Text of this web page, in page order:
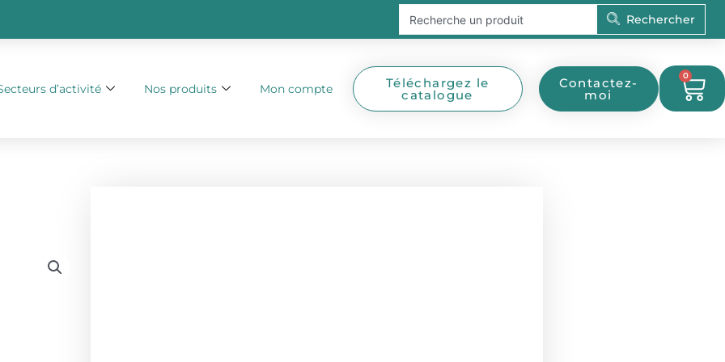
Rechercher Rechercher
d’activité Nos produits Mon compte Téléchargez le
catalogue
Contactez-
moi
0